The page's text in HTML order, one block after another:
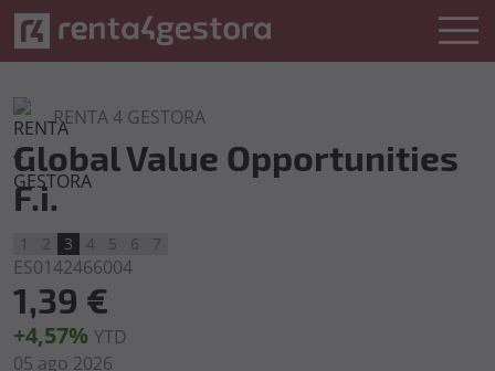
RENTA 4 GESTORA
Global Value Opportunities
F.i.
1 2 3 4 5 6 7
ES0142466004
1,39 €
+4,57% YTD
05 ago 2026